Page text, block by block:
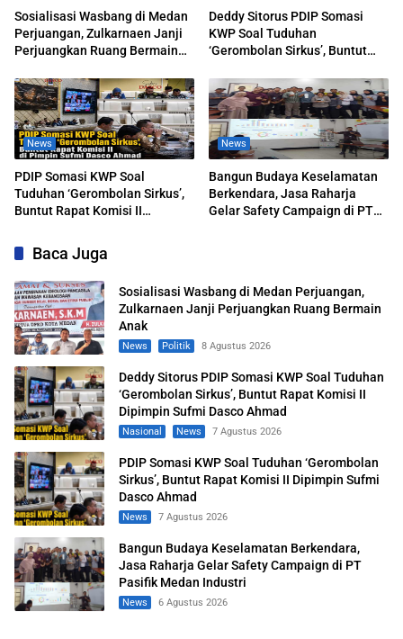
Sosialisasi Wasbang di Medan
Perjuangan, Zulkarnaen Janji
Perjuangkan Ruang Bermain
Deddy Sitorus PDIP Somasi
KWP Soal Tuduhan
‘Gerombolan Sirkus’, Buntut
Dasco Ahmad
News
PDIP Somasi KWP Soal
Tuduhan ‘Gerombolan Sirkus’,
Buntut Rapat Komisi II
News
Bangun Budaya Keselamatan
Berkendara, Jasa Raharja
Gelar Safety Campaign di PT
Baca Juga
Sosialisasi Wasbang di Medan Perjuangan,
Zulkarnaen Janji Perjuangkan Ruang Bermain
Anak
News Politik 8 Agustus 2026
Deddy Sitorus PDIP Somasi KWP Soal Tuduhan
‘Gerombolan Sirkus’, Buntut Rapat Komisi II
Dipimpin Sufmi Dasco Ahmad
Nasional News 7 Agustus 2026
PDIP Somasi KWP Soal Tuduhan ‘Gerombolan
Sirkus’, Buntut Rapat Komisi II Dipimpin Sufmi
Dasco Ahmad
News 7 Agustus 2026
Bangun Budaya Keselamatan Berkendara,
Jasa Raharja Gelar Safety Campaign di PT
Pasifik Medan Industri
News 6 Agustus 2026